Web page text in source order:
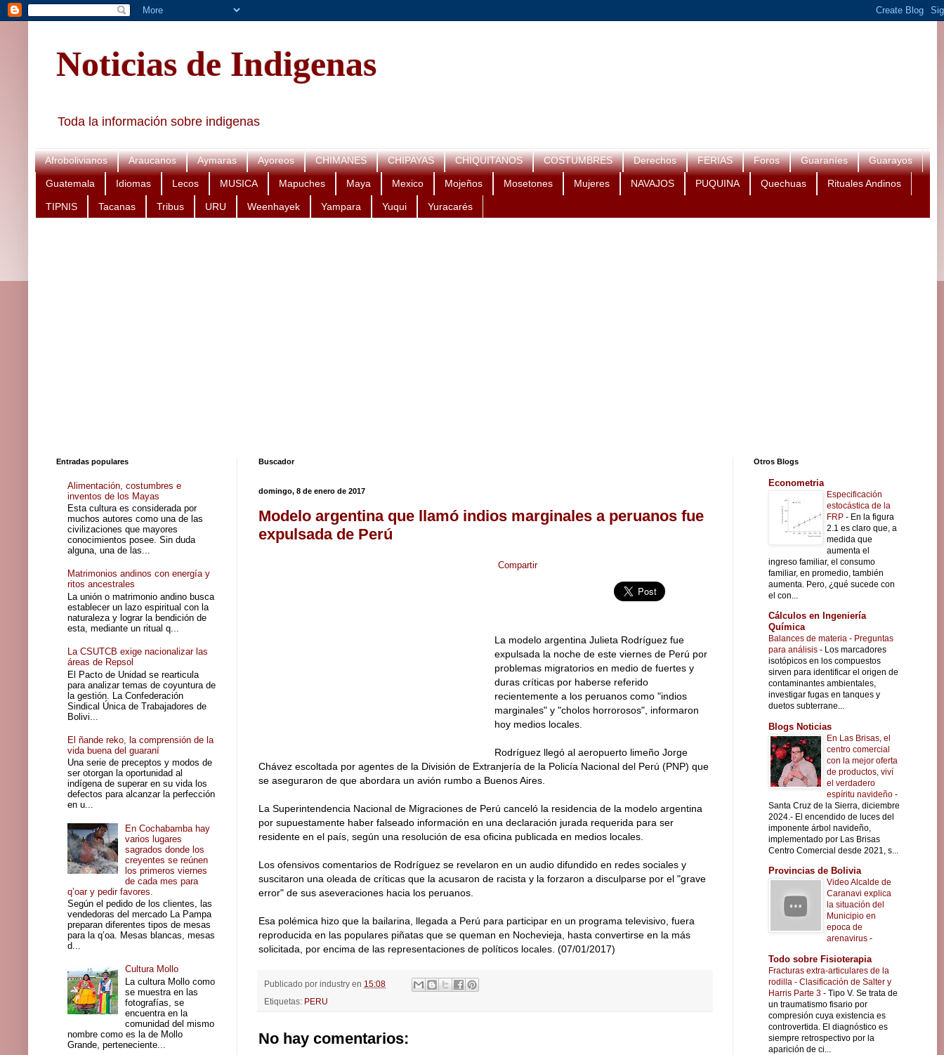
Noticias de Indigenas
Toda la información sobre indigenas
Afrobolivianos Araucanos Aymaras Ayoreos CHIMANES CHIPAYAS CHIQUITANOS COSTUMBRES Derechos FERIAS Foros Guaraníes Guarayos
Guatemala Idiomas Lecos MUSICA Mapuches Maya Mexico Mojeños Mosetones Mujeres NAVAJOS PUQUINA Quechuas Rituales Andinos
TIPNIS Tacanas Tribus URU Weenhayek Yampara Yuqui Yuracarés
Buscador
domingo, 8 de enero de 2017
Modelo argentina que llamó indios marginales a peruanos fue
expulsada de Perú
Compartir
La modelo argentina Julieta Rodríguez fue
expulsada la noche de este viernes de Perú por
problemas migratorios en medio de fuertes y
duras críticas por haberse referido
recientemente a los peruanos como "indios
marginales" y "cholos horrorosos", informaron
hoy medios locales.
Rodríguez llegó al aeropuerto limeño Jorge
Chávez escoltada por agentes de la División de Extranjería de la Policía Nacional del Perú (PNP) que
se aseguraron de que abordara un avión rumbo a Buenos Aires.
La Superintendencia Nacional de Migraciones de Perú canceló la residencia de la modelo argentina
por supuestamente haber falseado información en una declaración jurada requerida para ser
residente en el país, según una resolución de esa oficina publicada en medios locales.
Los ofensivos comentarios de Rodríguez se revelaron en un audio difundido en redes sociales y
suscitaron una oleada de críticas que la acusaron de racista y la forzaron a disculparse por el "grave
error" de sus aseveraciones hacia los peruanos.
Esa polémica hizo que la bailarina, llegada a Perú para participar en un programa televisivo, fuera
reproducida en las populares piñatas que se queman en Nochevieja, hasta convertirse en la más
solicitada, por encima de las representaciones de políticos locales. (07/01/2017)
Publicado por industry en 15:08
Etiquetas: PERU
No hay comentarios:
Entradas populares
Alimentación, costumbres e
inventos de los Mayas
Esta cultura es considerada por
muchos autores como una de las
civilizaciones que mayores
conocimientos posee. Sin duda
alguna, una de las...
Matrimonios andinos con energía y
ritos ancestrales
La unión o matrimonio andino busca
establecer un lazo espiritual con la
naturaleza y lograr la bendición de
esta, mediante un ritual q...
La CSUTCB exige nacionalizar las
áreas de Repsol
El Pacto de Unidad se rearticula
para analizar temas de coyuntura de
la gestión. La Confederación
Sindical Única de Trabajadores de
Bolivi...
El ñande reko, la comprensión de la
vida buena del guaraní
Una serie de preceptos y modos de
ser otorgan la oportunidad al
indígena de superar en su vida los
defectos para alcanzar la perfección
en u...
En Cochabamba hay
varios lugares
sagrados donde los
creyentes se reúnen
los primeros viernes
de cada mes para
q’oar y pedir favores.
Según el pedido de los clientes, las
vendedoras del mercado La Pampa
preparan diferentes tipos de mesas
para la q’oa. Mesas blancas, mesas
d...
Cultura Mollo
La cultura Mollo como
se muestra en las
fotografías, se
encuentra en la
comunidad del mismo
nombre como es la de Mollo
Grande, perteneciente...
Otros Blogs
Econometria
Especificación
estocástica de la
FRP - En la figura
2.1 es claro que, a
medida que
aumenta el
ingreso familiar, el consumo
familiar, en promedio, también
aumenta. Pero, ¿qué sucede con
el con...
Cálculos en Ingeniería
Química
Balances de materia - Preguntas
para análisis - Los marcadores
isotópicos en los compuestos
sirven para identificar el origen de
contaminantes ambientales,
investigar fugas en tanques y
duetos subterrane...
Blogs Noticias
En Las Brisas, el
centro comercial
con la mejor oferta
de productos, viví
el verdadero
espíritu navideño -
Santa Cruz de la Sierra, diciembre
2024.- El encendido de luces del
imponente árbol navideño,
implementado por Las Brisas
Centro Comercial desde 2021, s...
Provincias de Bolivia
Video Alcalde de
Caranavi explica
la situación del
Municipio en
epoca de
arenavirus -
Todo sobre Fisioterapia
Fracturas extra-articulares de la
rodilla - Clasificación de Salter y
Harris Parte 3 - Tipo V. Se trata de
un traumatismo fisario por
compresión cuya existencia es
controvertida. El diagnóstico es
siempre retrospectivo por la
aparición de ci...